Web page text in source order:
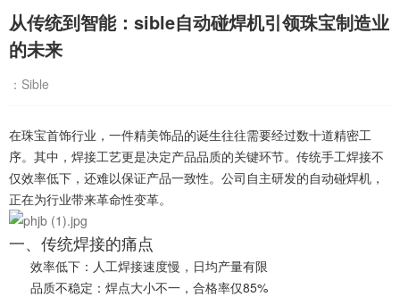
从传统到智能：sible自动碰焊机引领珠宝制造业
的未来
：Sible
在珠宝首饰行业，一件精美饰品的诞生往往需要经过数十道精密工
序。其中，焊接工艺更是决定产品品质的关键环节。传统手工焊接不
仅效率低下，还难以保证产品一致性。公司自主研发的自动碰焊机，
正在为行业带来革命性变革。
一、传统焊接的痛点
效率低下：人工焊接速度慢，日均产量有限
品质不稳定：焊点大小不一，合格率仅85%